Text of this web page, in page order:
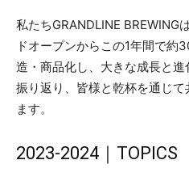
私たちGRANDLINE BREWING
ドオープンからこの1年間で約
造・商品化し、大きな成長と
振り返り、皆様と乾杯を通じ
ます。
2023-2024｜TOPICS